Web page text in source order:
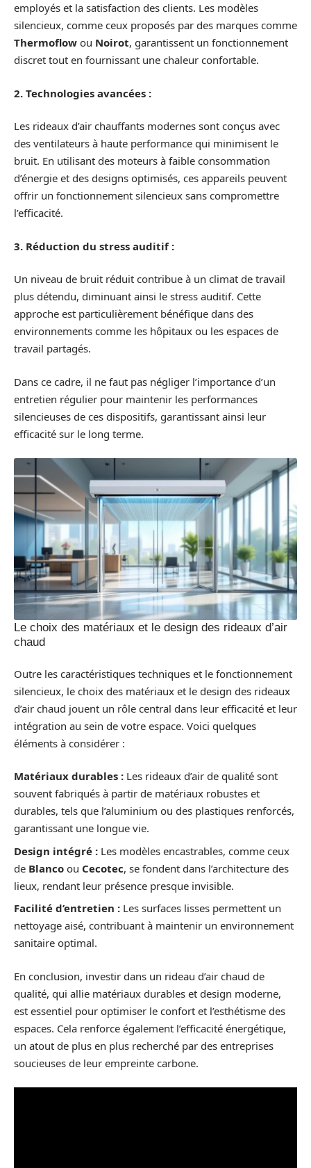
employés et la satisfaction des clients. Les modèles
silencieux, comme ceux proposés par des marques comme
Thermoflow ou Noirot, garantissent un fonctionnement
discret tout en fournissant une chaleur confortable.
2. Technologies avancées :
Les rideaux d’air chauffants modernes sont conçus avec
des ventilateurs à haute performance qui minimisent le
bruit. En utilisant des moteurs à faible consommation
d’énergie et des designs optimisés, ces appareils peuvent
offrir un fonctionnement silencieux sans compromettre
l’efficacité.
3. Réduction du stress auditif :
Un niveau de bruit réduit contribue à un climat de travail
plus détendu, diminuant ainsi le stress auditif. Cette
approche est particulièrement bénéfique dans des
environnements comme les hôpitaux ou les espaces de
travail partagés.
Dans ce cadre, il ne faut pas négliger l’importance d’un
entretien régulier pour maintenir les performances
silencieuses de ces dispositifs, garantissant ainsi leur
efficacité sur le long terme.
Le choix des matériaux et le design des rideaux d’air
chaud
Outre les caractéristiques techniques et le fonctionnement
silencieux, le choix des matériaux et le design des rideaux
d’air chaud jouent un rôle central dans leur efficacité et leur
intégration au sein de votre espace. Voici quelques
éléments à considérer :
Matériaux durables : Les rideaux d’air de qualité sont
souvent fabriqués à partir de matériaux robustes et
durables, tels que l’aluminium ou des plastiques renforcés,
garantissant une longue vie.
Design intégré : Les modèles encastrables, comme ceux
de Blanco ou Cecotec, se fondent dans l’architecture des
lieux, rendant leur présence presque invisible.
Facilité d’entretien : Les surfaces lisses permettent un
nettoyage aisé, contribuant à maintenir un environnement
sanitaire optimal.
En conclusion, investir dans un rideau d’air chaud de
qualité, qui allie matériaux durables et design moderne,
est essentiel pour optimiser le confort et l’esthétisme des
espaces. Cela renforce également l’efficacité énergétique,
un atout de plus en plus recherché par des entreprises
soucieuses de leur empreinte carbone.